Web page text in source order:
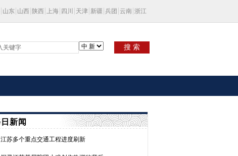
山东 山西 陕西 上海 四川 天津 新疆 兵团 云南 浙江
搜 索
新闻
江苏多个重点交通工程进度刷新